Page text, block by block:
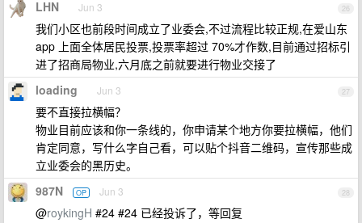
26
LHN Jun 3
我们小区也前段时间成立了业委会,不过流程比较正规,在爱山东
app 上面全体居民投票,投票率超过 70%才作数,目前通过招标引
进了招商局物业,六月底之前就要进行物业交接了
27
loading Jun 3
要不直接拉横幅？
物业目前应该和你一条线的，你申请某个地方你要拉横幅，他们
肯定同意，写什么字自己看，可以贴个抖音二维码，宣传那些成
立业委会的黑历史。
28
987N OP Jun 3
@roykingH #24 #24 已经投诉了，等回复